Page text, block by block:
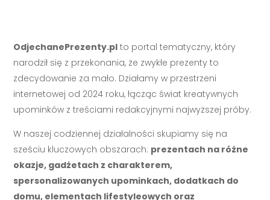
OdjechanePrezenty.pl to portal tematyczny, który
narodził się z przekonania, że zwykłe prezenty to
zdecydowanie za mało. Działamy w przestrzeni
internetowej od 2024 roku, łącząc świat kreatywnych
upominków z treściami redakcyjnymi najwyższej próby.
W naszej codziennej działalności skupiamy się na
sześciu kluczowych obszarach: prezentach na różne
okazje, gadżetach z charakterem,
spersonalizowanych upominkach, dodatkach do
domu, elementach lifestyleowych oraz